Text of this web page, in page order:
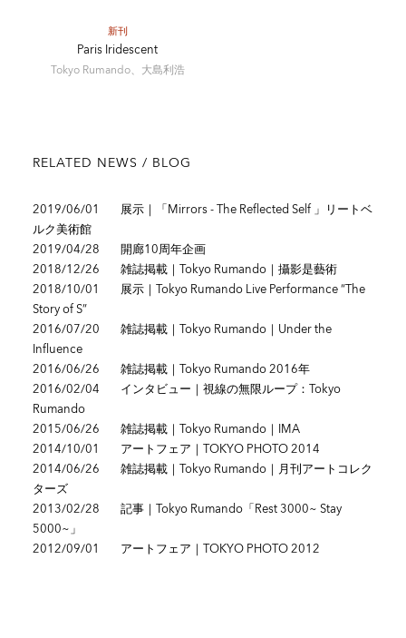
新刊
Paris Iridescent
Tokyo Rumando、大島利浩
RELATED NEWS / BLOG
2019/06/01
展示｜「Mirrors - The Reflected Self 」リートベ
ルク美術館
2019/04/28
開廊10周年企画
2018/12/26
雑誌掲載｜Tokyo Rumando｜攝影是藝術
2018/10/01
展示｜Tokyo Rumando Live Performance “The
Story of S”
2016/07/20
雑誌掲載｜Tokyo Rumando｜Under the
Influence
2016/06/26
雑誌掲載｜Tokyo Rumando 2016年
2016/02/04
インタビュー｜視線の無限ループ：Tokyo
Rumando
2015/06/26
雑誌掲載｜Tokyo Rumando｜IMA
2014/10/01
アートフェア｜TOKYO PHOTO 2014
2014/06/26
雑誌掲載｜Tokyo Rumando｜月刊アートコレク
ターズ
2013/02/28
記事｜Tokyo Rumando「Rest 3000~ Stay
5000~」
2012/09/01
アートフェア｜TOKYO PHOTO 2012